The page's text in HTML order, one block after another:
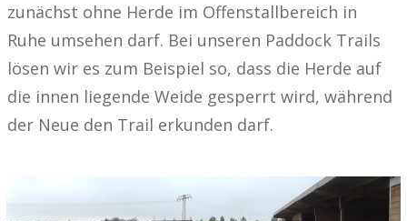
zunächst ohne Herde im Offenstallbereich in
Ruhe umsehen darf. Bei unseren Paddock Trails
lösen wir es zum Beispiel so, dass die Herde auf
die innen liegende Weide gesperrt wird, während
der Neue den Trail erkunden darf.